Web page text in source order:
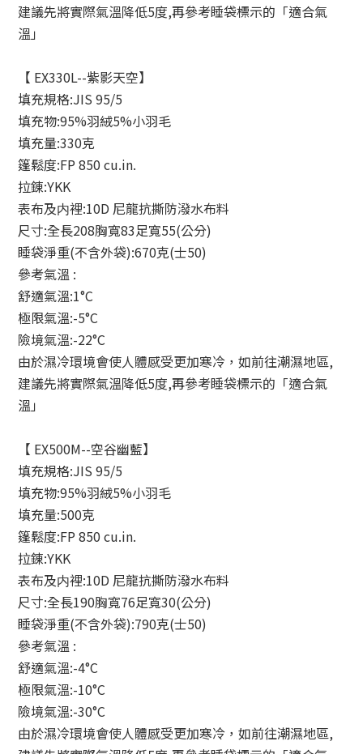
建議先將實際氣溫降低5度,再參考睡袋標示的「適合氣
溫」
【 EX330L--紫影天空】
填充規格:JIS 95/5
填充物:95%羽絨5%小羽毛
填充量:330克
篷鬆度:FP 850 cu.in.
拉錬:YKK
表布及内裡:10D 尼龍抗撕防潑水布料
尺寸:全長208胸寬83足寬55(公分)
睡袋淨重(不含外袋):670克(士50)
參考氣溫 :
舒適氣溫:1°C
極限氣溫:-5°C
險境氣溫:-22°C
由於濕冷環境會使人體感受更加寒冷，如前往潮濕地區,
建議先將實際氣溫降低5度,再參考睡袋標示的「適合氣
溫」
【 EX500M--空谷幽藍】
填充規格:JIS 95/5
填充物:95%羽絨5%小羽毛
填充量:500克
篷鬆度:FP 850 cu.in.
拉錬:YKK
表布及内裡:10D 尼龍抗撕防潑水布料
尺寸:全長190胸寬76足寬30(公分)
睡袋淨重(不含外袋):790克(士50)
參考氣溫 :
舒適氣溫:-4°C
極限氣溫:-10°C
險境氣溫:-30°C
由於濕冷環境會使人體感受更加寒冷，如前往潮濕地區,